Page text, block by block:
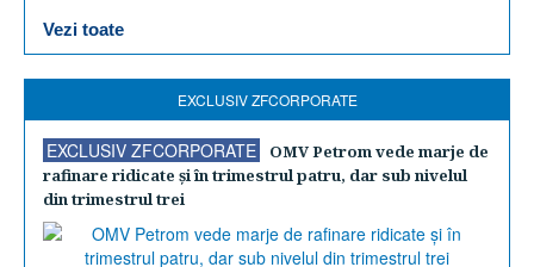
Vezi toate
EXCLUSIV ZFCORPORATE
EXCLUSIV ZFCORPORATE
OMV Petrom vede marje de
rafinare ridicate şi în trimestrul patru, dar sub nivelul
din trimestrul trei